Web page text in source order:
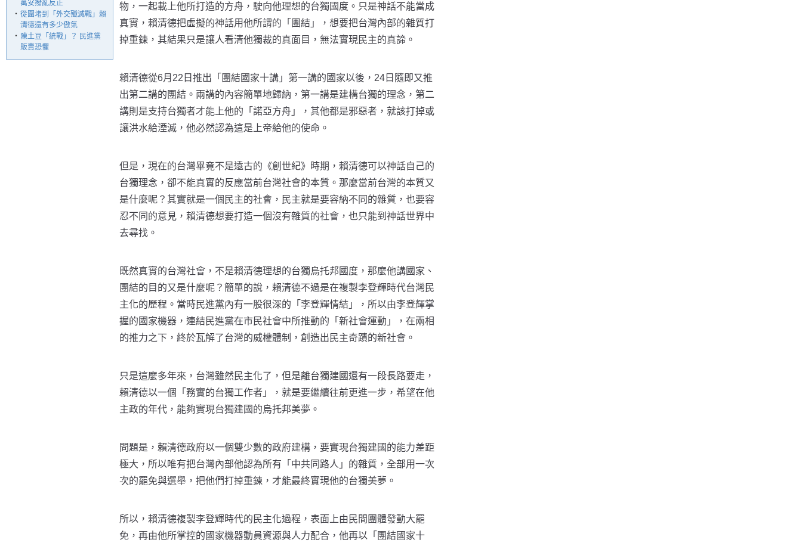
萬安撥亂反正
‧ 從圍堵到「外交殲滅戰」賴
清德還有多少傲氣
‧ 陳土豆「統戰」？ 民進黨
販賣恐懼
物，一起載上他所打造的方舟，駛向他理想的台獨國度。只是神話不能當成
真實，賴清德把虛擬的神話用他所謂的「團結」，想要把台灣內部的雜質打
掉重鍊，其結果只是讓人看清他獨裁的真面目，無法實現民主的真諦。
賴清德從6月22日推出「團結國家十講」第一講的國家以後，24日隨即又推
出第二講的團結。兩講的內容簡單地歸納，第一講是建構台獨的理念，第二
講則是支持台獨者才能上他的「諾亞方舟」，其他都是邪惡者，就該打掉或
讓洪水給湮滅，他必然認為這是上帝給他的使命。
但是，現在的台灣畢竟不是遠古的《創世紀》時期，賴清德可以神話自己的
台獨理念，卻不能真實的反應當前台灣社會的本質。那麼當前台灣的本質又
是什麼呢？其實就是一個民主的社會，民主就是要容納不同的雜質，也要容
忍不同的意見，賴清德想要打造一個沒有雜質的社會，也只能到神話世界中
去尋找。
既然真實的台灣社會，不是賴清德理想的台獨烏托邦國度，那麼他講國家、
團結的目的又是什麼呢？簡單的說，賴清德不過是在複製李登輝時代台灣民
主化的歷程。當時民進黨內有一股很深的「李登輝情結」，所以由李登輝掌
握的國家機器，連結民進黨在市民社會中所推動的「新社會運動」，在兩相
的推力之下，終於瓦解了台灣的威權體制，創造出民主奇蹟的新社會。
只是這麼多年來，台灣雖然民主化了，但是離台獨建國還有一段長路要走，
賴清德以一個「務實的台獨工作者」，就是要繼續往前更進一步，希望在他
主政的年代，能夠實現台獨建國的烏托邦美夢。
問題是，賴清德政府以一個雙少數的政府建構，要實現台獨建國的能力差距
極大，所以唯有把台灣內部他認為所有「中共同路人」的雜質，全部用一次
次的罷免與選舉，把他們打掉重鍊，才能最終實現他的台獨美夢。
所以，賴清德複製李登輝時代的民主化過程，表面上由民間團體發動大罷
免，再由他所掌控的國家機器動員資源與人力配合，他再以「團結國家十